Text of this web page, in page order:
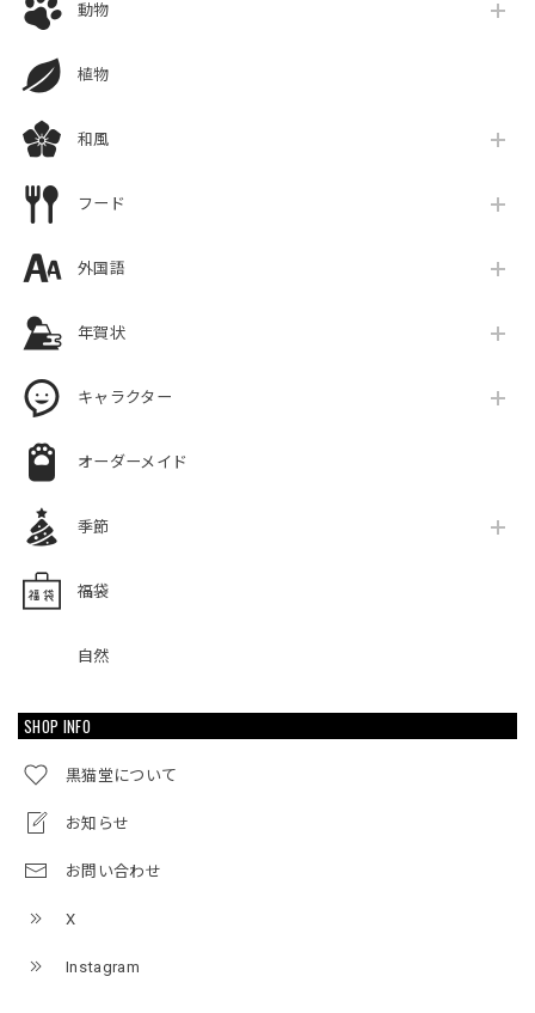
動物
植物
和風
フード
外国語
年賀状
キャラクター
オーダーメイド
季節
福袋
自然
SHOP INFO
黒猫堂について
お知らせ
お問い合わせ
X
Instagram